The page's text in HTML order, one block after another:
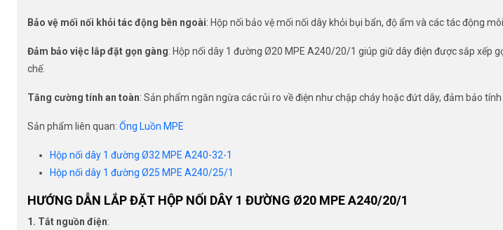
Bảo vệ mối nối khỏi tác động bên ngoài: Hộp nối bảo vệ mối nối dây khỏi bụi bẩn, độ ẩm và các tác động
Đảm bảo việc lắp đặt gọn gàng: Hộp nối dây 1 đường Ø20 MPE A240/20/1 giúp giữ dây điện được sắp xếp
chế.
Tăng cường tính an toàn: Sản phẩm ngăn ngừa các rủi ro về điện như chập cháy hoặc đứt dây, đảm bảo
Sản phẩm liên quan: Ống Luồn MPE
Hộp nối dây 1 đường Ø32 MPE A240-32-1
Hộp nối dây 1 đường Ø25 MPE A240/25/1
HƯỚNG DẪN LẮP ĐẶT HỘP NỐI DÂY 1 ĐƯỜNG Ø20 MPE A240/20/1
1. Tắt nguồn điện: